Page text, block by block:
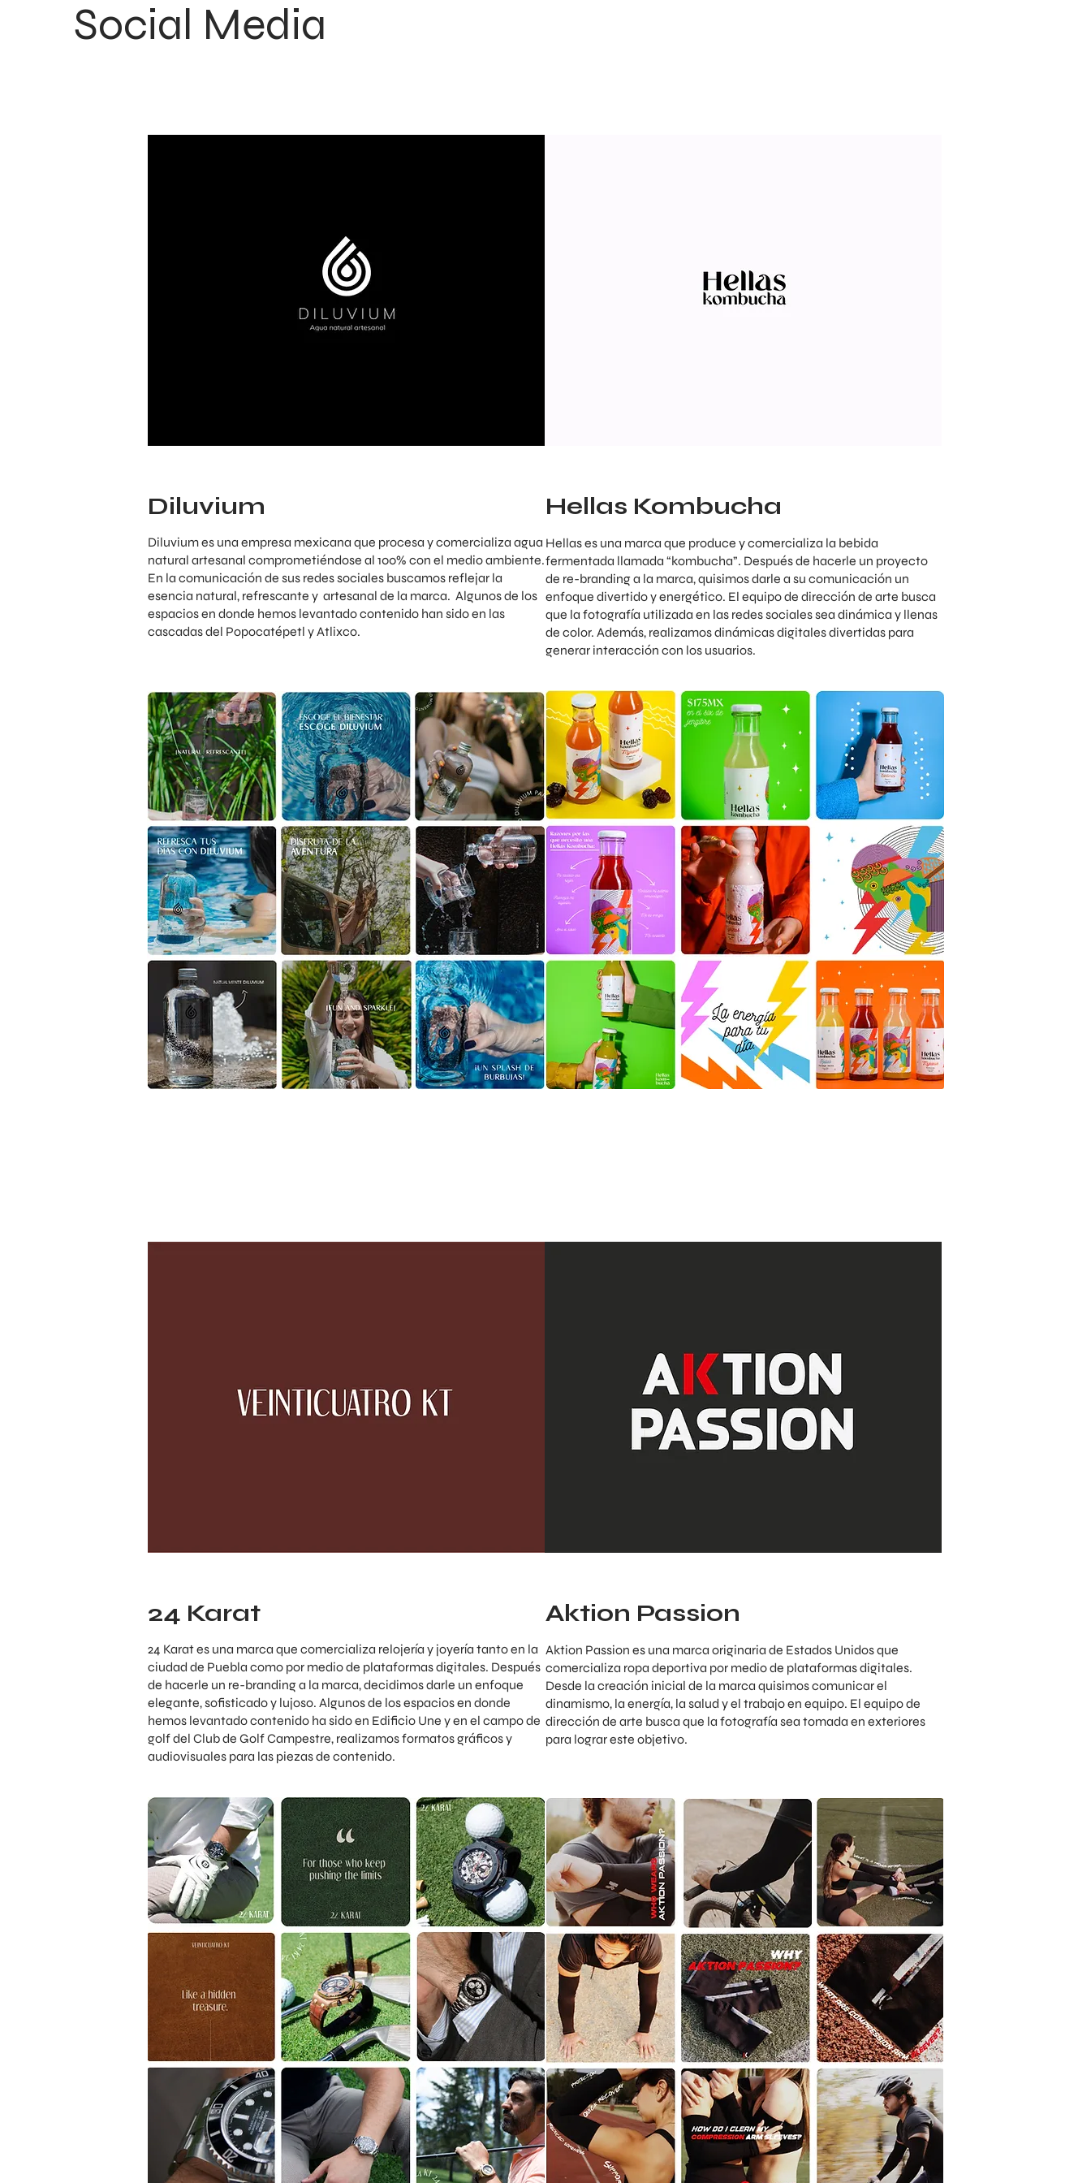
Social Media
Diluvium
Diluvium es una empresa mexicana que procesa y comercializa agua
natural artesanal comprometiéndose al 100% con el medio ambiente.
En la comunicación de sus redes sociales buscamos reflejar la
esencia natural, refrescante y artesanal de la marca. Algunos de los
espacios en donde hemos levantado contenido han sido en las
cascadas del Popocatépetl y Atlixco.
Hellas Kombucha
Hellas es una marca que produce y comercializa la bebida
fermentada llamada “kombucha”. Después de hacerle un proyecto
de re-branding a la marca, quisimos darle a su comunicación un
enfoque divertido y energético. El equipo de dirección de arte busca
que la fotografía utilizada en las redes sociales sea dinámica y llenas
de color. Además, realizamos dinámicas digitales divertidas para
generar interacción con los usuarios.
24 Karat
24 Karat es una marca que comercializa relojería y joyería tanto en la
ciudad de Puebla como por medio de plataformas digitales. Después
de hacerle un re-branding a la marca, decidimos darle un enfoque
elegante, sofisticado y lujoso. Algunos de los espacios en donde
hemos levantado contenido ha sido en Edificio Une y en el campo de
golf del Club de Golf Campestre, realizamos formatos gráficos y
audiovisuales para las piezas de contenido.
Aktion Passion
Aktion Passion es una marca originaria de Estados Unidos que
comercializa ropa deportiva por medio de plataformas digitales.
Desde la creación inicial de la marca quisimos comunicar el
dinamismo, la energía, la salud y el trabajo en equipo. El equipo de
dirección de arte busca que la fotografía sea tomada en exteriores
para lograr este objetivo.